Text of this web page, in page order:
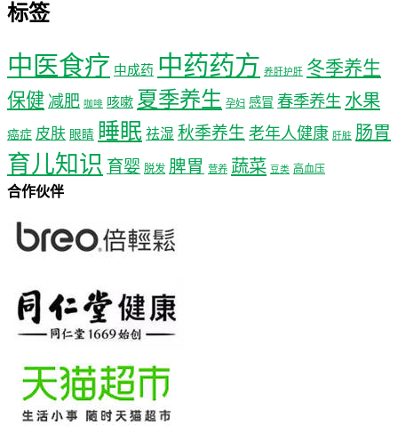
标签
中医食疗 中成药 中药药方 养肝护肝 冬季养生
保健 减肥 咖啡 咳嗽 夏季养生 孕妇 感冒 春季养生 水果
癌症 皮肤 眼睛 睡眠 祛湿 秋季养生 老年人健康 肝脏 肠胃
育儿知识 育婴 脱发 脾胃 营养 蔬菜 豆类 高血压
合作伙伴